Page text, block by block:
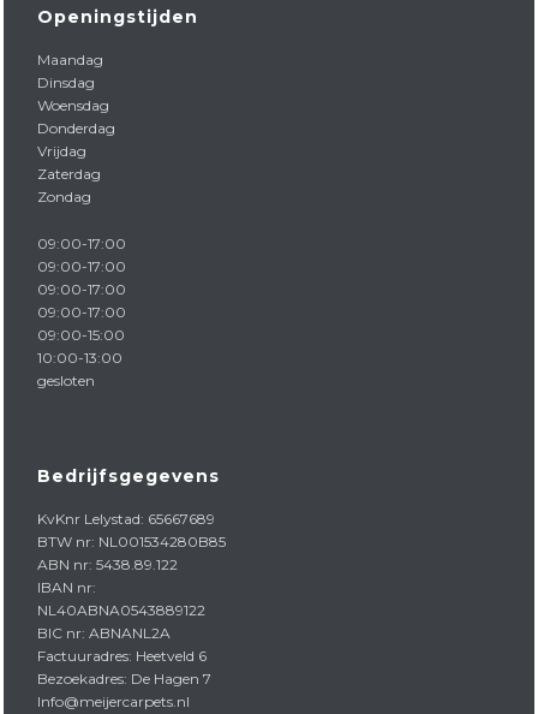
Openingstijden
Maandag
Dinsdag
Woensdag
Donderdag
Vrijdag
Zaterdag
Zondag
09:00-17:00
09:00-17:00
09:00-17:00
09:00-17:00
09:00-15:00
10:00-13:00
gesloten
Bedrijfsgegevens
KvKnr Lelystad: 65667689
BTW nr: NL001534280B85
ABN nr: 5438.89.122
IBAN nr:
NL40ABNA0543889122
BIC nr: ABNANL2A
Factuuradres: Heetveld 6
Bezoekadres: De Hagen 7
Info@meijercarpets.nl